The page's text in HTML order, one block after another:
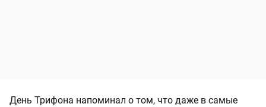
День Трифона напоминал о том, что даже в самые